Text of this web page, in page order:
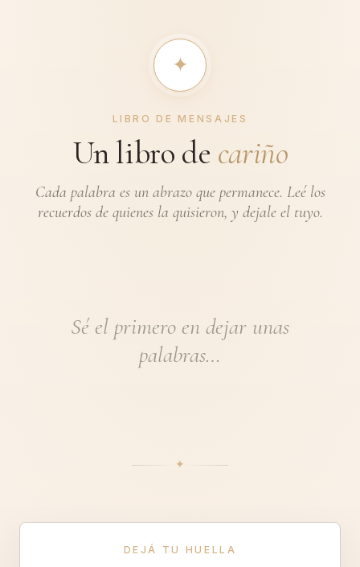
✦︎
LIBRO DE MENSAJES
Un libro de cariño
Cada palabra es un abrazo que permanece. Leé los
recuerdos de quienes la quisieron, y dejale el tuyo.
Sé el primero en dejar unas
palabras…
✦︎
DEJÁ TU HUELLA